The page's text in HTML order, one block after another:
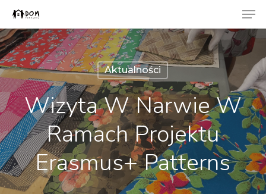
Skip
to
main
content
Aktualności
Wizyta W Narwie W
Ramach Projektu
Erasmus+ Patterns
Close
Menu